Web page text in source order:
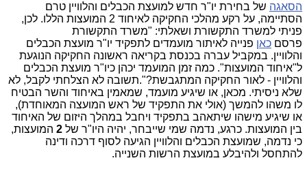
הסאגה של בחירת יו"ר חדש למועצת הכבלים והלוויין טרם
הסתיימה, על רקע מהלכי החקיקה לאיחוד 2 המועצות הללו.
לכן,
פניתי למשרד התקשורת ושאלתי: "משרד התקשורת
פרסם כאן פנייה לאיתור מועמדים לתפקיד יו"ר מועצת הכבלים
והלוויין. במקביל עברה בכנסת בקריאה ראשונה החקיקה הנוגעת
ל"איחוד המועצות". כמה זמן המועמד יכהן כיו"ר מועצת הכבלים
והלוויין - לאור החקיקה המתגבשת?".תשובה לא הצלחתי לקבל, לא
שלא ניסיתי. מכאן, או שיגיע מועמד, שמאמין באיחוד והשר הבטיח
לו משהו להמשך (אולי את התפקיד של ראש המועצה המאוחדת),
או שיגיע מישהו שיתאהב בתפקיד ויחבל במהלך היזום של האיחוד
בין המועצות. כרגע, נדמה שמי שייבחר, יהיה היו"ר של 2 המועצות,
כי נדמה, שמועצת הכבלים והלוויין הגיעה לסוף דרכה ודינה
להתחסל ולהיבלע במועצת הרשות השנייה.